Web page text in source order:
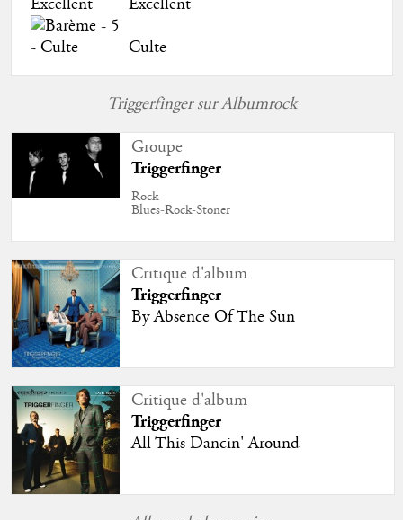
Excellent
Culte
Triggerfinger sur Albumrock
Groupe
Triggerfinger
Rock
Blues-Rock-Stoner
Critique d'album
Triggerfinger
By Absence Of The Sun
Critique d'album
Triggerfinger
All This Dancin' Around